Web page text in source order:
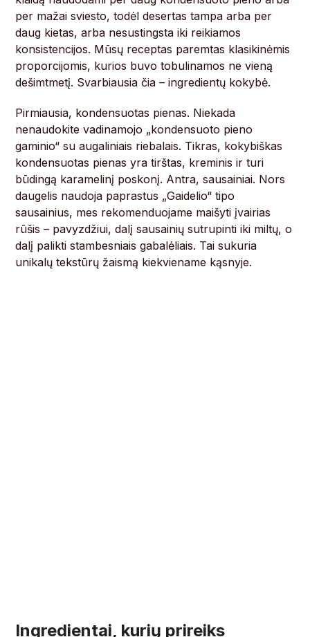
per mažai sviesto, todėl desertas tampa arba per
daug kietas, arba nesustingsta iki reikiamos
konsistencijos. Mūsų receptas paremtas klasikinėmis
proporcijomis, kurios buvo tobulinamos ne vieną
dešimtmetį. Svarbiausia čia – ingredientų kokybė.
Pirmiausia, kondensuotas pienas. Niekada
nenaudokite vadinamojo „kondensuoto pieno
gaminio“ su augaliniais riebalais. Tikras, kokybiškas
kondensuotas pienas yra tirštas, kreminis ir turi
būdingą karamelinį poskonį. Antra, sausainiai. Nors
daugelis naudoja paprastus „Gaidelio“ tipo
sausainius, mes rekomenduojame maišyti įvairias
rūšis – pavyzdžiui, dalį sausainių sutrupinti iki miltų, o
dalį palikti stambesniais gabalėliais. Tai sukuria
unikalų tekstūrų žaismą kiekviename kąsnyje.
Ingredientai, kurių prireiks